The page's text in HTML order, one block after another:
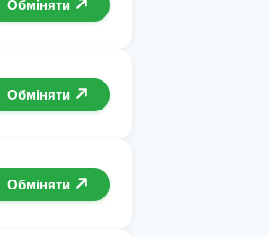
Обміняти
Обміняти
Обміняти